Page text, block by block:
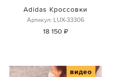
Adidas Кроссовки
Артикул: LUX-33306
18 150 ₽
видео